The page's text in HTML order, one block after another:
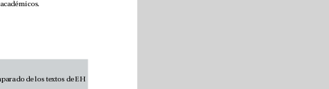
Jaspe Nieto, J. y García Muñoz, C. (2026). Anatomía del discurso soberanista: análisis temático y terminológico comparado de los textos de EH
También ha escrito varios capítulos sobre la historia de la comunicación en diversos libros académicos.